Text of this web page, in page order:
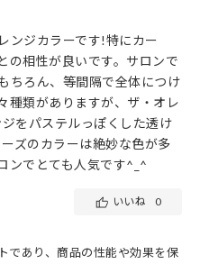
ンジカラーです!特にカー
の相性が良いです。サロンで
ちろん、等間隔で全体につけ
種類がありますが、ザ・オレ
をパステルっぽくした透け
ズのカラーは絶妙な色が多
ンでとても人気です^_^
いいね 0
であり、商品の性能や効果を保